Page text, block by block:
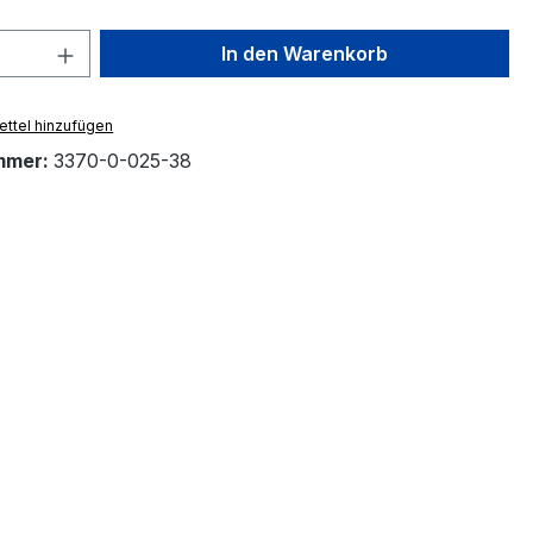
Anzahl: Gib den gewünschten Wert
In den Warenkorb
hinzufügen
3370-0-025-38